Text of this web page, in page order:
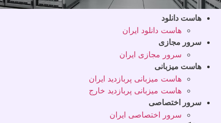
هاست دانلود
هاست دانلود ایران
سرور مجازی
سرور مجازی ایران
هاست میزبانی
هاست میزبانی پربازدید ایران
هاست میزبانی پربازدید خارج
سرور اختصاصی
سرور اختصاصی ایران